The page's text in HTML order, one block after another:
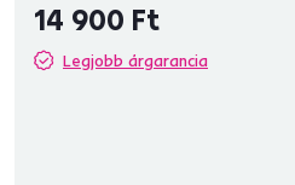
14 900 Ft
Legjobb árgarancia